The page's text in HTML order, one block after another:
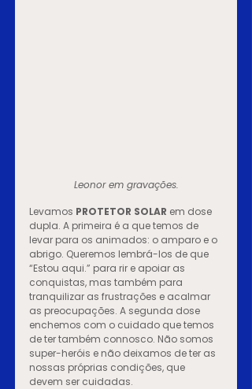
Leonor em gravações.
Levamos PROTETOR SOLAR em dose
dupla. A primeira é a que temos de
levar para os animados: o amparo e o
abrigo. Queremos lembrá-los de que
“Estou aqui.” para rir e apoiar as
conquistas, mas também para
tranquilizar as frustrações e acalmar
as preocupações. A segunda dose
enchemos com o cuidado que temos
de ter também connosco. Não somos
super-heróis e não deixamos de ter as
nossas próprias condições, que
devem ser cuidadas.